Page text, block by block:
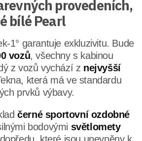
provedeních,
bílé Pearl
1° garantuje exkluzivitu. Bude
vozů, všechny s kabinou
z vozů vychází z nejvyšší
která má ve standardu
prvků výbavy.
černé sportovní ozdobné
bodovými světlomety